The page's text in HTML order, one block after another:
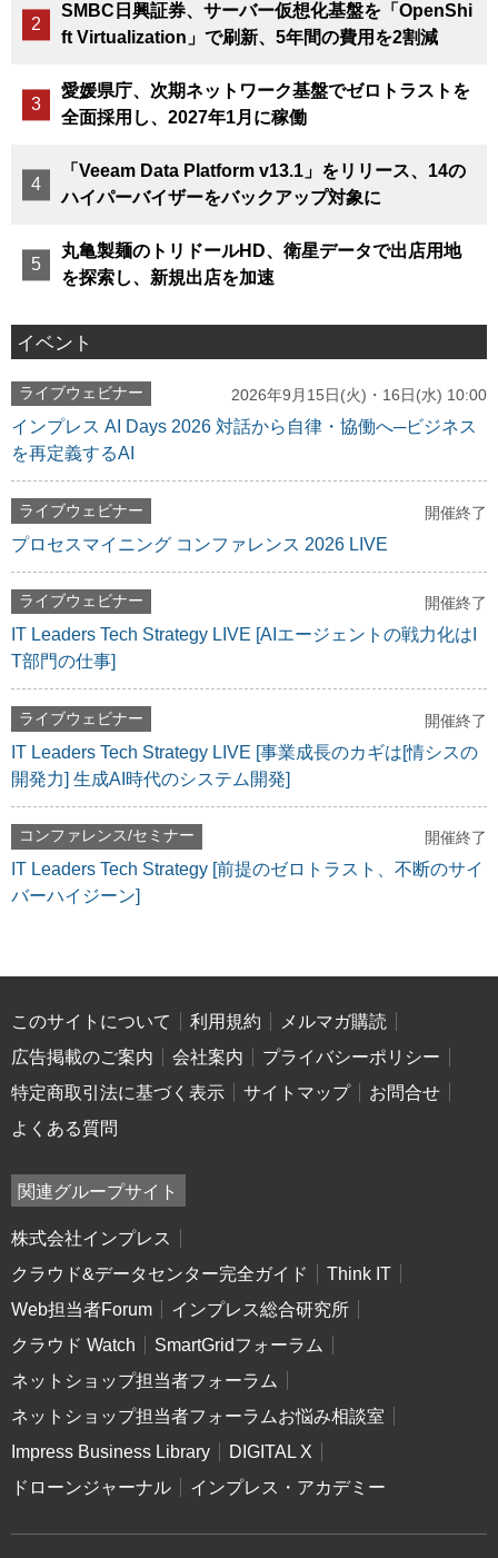
SMBC日興証券、サーバー仮想化基盤を「OpenShi
ft Virtualization」で刷新、5年間の費用を2割減
愛媛県庁、次期ネットワーク基盤でゼロトラストを
全面採用し、2027年1月に稼働
「Veeam Data Platform v13.1」をリリース、14の
ハイパーバイザーをバックアップ対象に
丸亀製麺のトリドールHD、衛星データで出店用地
を探索し、新規出店を加速
イベント
ライブウェビナー 2026年9月15日(火)・16日(水) 10:00
インプレス AI Days 2026 対話から自律・協働へ─ビジネス
を再定義するAI
ライブウェビナー 開催終了
プロセスマイニング コンファレンス 2026 LIVE
ライブウェビナー 開催終了
IT Leaders Tech Strategy LIVE [AIエージェントの戦力化はI
T部門の仕事]
ライブウェビナー 開催終了
IT Leaders Tech Strategy LIVE [事業成長のカギは[情シスの
開発力] 生成AI時代のシステム開発]
コンファレンス/セミナー 開催終了
IT Leaders Tech Strategy [前提のゼロトラスト、不断のサイ
バーハイジーン]
このサイトについて 利用規約
メルマガ購読
広告掲載のご案内
会社案内
プライバシーポリシー
特定商取引法に基づく表示
サイトマップ
お問合せ
よくある質問
関連グループサイト
株式会社インプレス
クラウド&データセンター完全ガイド
Think IT
Web担当者Forum
インプレス総合研究所
クラウド Watch
SmartGridフォーラム
ネットショップ担当者フォーラム
ネットショップ担当者フォーラムお悩み相談室
Impress Business Library
DIGITAL X
ドローンジャーナル
インプレス・アカデミー